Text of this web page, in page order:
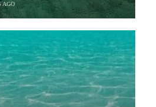
AGO